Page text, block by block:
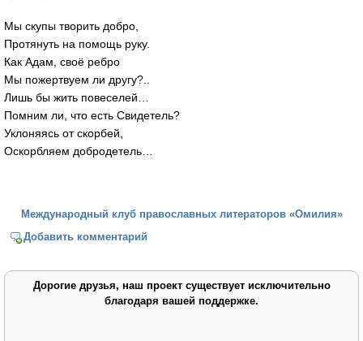
Мы скупы творить добро,
Протянуть на помощь руку.
Как Адам, своё ребро
Мы пожертвуем ли другу?..
Лишь бы жить повеселей…
Помним ли, что есть Свидетель?
Уклоняясь от скорбей,
Оскорбляем добродетель…
Международный клуб православных литераторов «Омилия»
Добавить комментарий
Дорогие друзья, наш проект существует исключительно
благодаря вашей поддержке.